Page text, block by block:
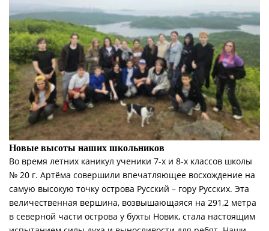
Новые высоты наших школьников
Во время летних каникул ученики 7-х и 8-х классов школы
№ 20 г. Артёма совершили впечатляющее восхождение на
самую высокую точку острова Русский – гору Русских. Эта
величественная вершина, возвышающаяся на 291,2 метра
в северной части острова у бухты Новик, стала настоящим